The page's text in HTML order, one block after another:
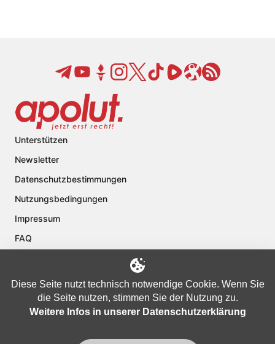
Unterstützen
Newsletter
Datenschutzbestimmungen
Nutzungsbedingungen
Impressum
FAQ
Copyright © 2024 apolut | Jetzt erst recht!. Published apolut Creatives
Diese Seite nutzt technisch notwendige Cookie. Wenn Sie
die Seite nutzen, stimmen Sie der Nutzung zu.
Weitere Infos in unserer Datenschutzerklärung